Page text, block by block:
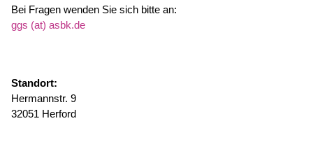
Bei Fragen wenden Sie sich bitte an:
ggs (at) asbk.de
Standort:
Hermannstr. 9
32051 Herford